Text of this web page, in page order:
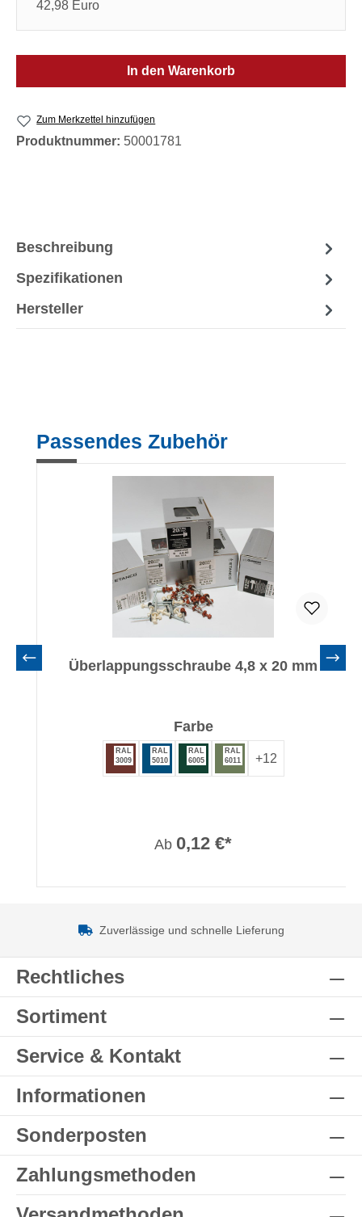
42,98 Euro
In den Warenkorb
Zum Merkzettel hinzufügen
Produktnummer: 50001781
Beschreibung
Spezifikationen
Hersteller
Produktgalerie überspringen
Passendes Zubehör
Überlappungsschraube 4,8 x 20 mm
Farbeauswählen
RAL
3009
RAL
5010
RAL
6005
RAL
6011
+12
Ab 0,12 €*
Zuverlässige und schnelle Lieferung
Rechtliches
Sortiment
Service & Kontakt
Informationen
Sonderposten
Zahlungsmethoden